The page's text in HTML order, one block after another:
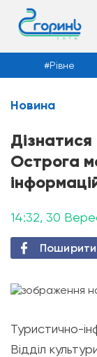
Новини
Рівне
Новина
Дізнатися
Острога
14:32, 30
Поширити
Туристично-
Відділ